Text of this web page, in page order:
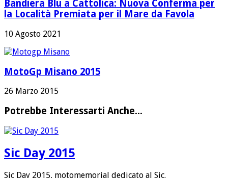
Bandiera Blu a Cattolica: Nuova Conferma per
la Località Premiata per il Mare da Favola
10 Agosto 2021
MotoGp Misano 2015
26 Marzo 2015
Potrebbe Interessarti Anche...
Sic Day 2015
Sic Day 2015, motomemorial dedicato al Sic.